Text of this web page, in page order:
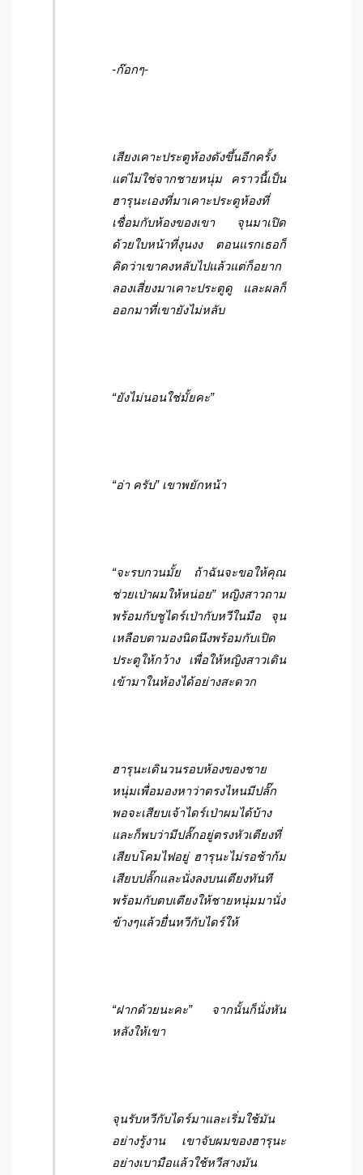
-ก๊อกๆ-
เสียงเคาะประตูห้องดังขึ้นอีกครั้ง
แต่ไม่ใช่จากชายหนุ่ม คราวนี้เป็น
ฮารุนะเองที่มาเคาะประตูห้องที่
เชื่อมกับห้องของเขา จุนมาเปิด
ด้วยใบหน้าที่งุนงง ตอนแรกเธอก็
คิดว่าเขาคงหลับไปแล้วแต่ก็อยาก
ลองเสี่ยงมาเคาะประตูดู และผลก็
ออกมาที่เขายังไม่หลับ
“ยังไม่นอนใช่มั้ยคะ”
“อ่า ครับ” เขาพยักหน้า
“จะรบกวนมั้ย ถ้าฉันจะขอให้คุณ
ช่วยเป่าผมให้หน่อย” หญิงสาวถาม
พร้อมกับชูไดร์เป่ากับหวีในมือ จุน
เหลือบตามองนิดนึงพร้อมกับเปิด
ประตูให้กว้าง เพื่อให้หญิงสาวเดิน
เข้ามาในห้องได้อย่างสะดวก
ฮารุนะเดินวนรอบห้องของชาย
หนุ่มเพื่อมองหาว่าตรงไหนมีปลั๊ก
พอจะเสียบเจ้าไดร์เป่าผมได้บ้าง
และก็พบว่ามีปลั๊กอยู่ตรงหัวเตียงที่
เสียบโคมไฟอยู่ ฮารุนะไม่รอช้าก้ม
เสียบปลั๊กและนั่งลงบนเตียงทันที
พร้อมกับตบเตียงให้ชายหนุ่มมานั่ง
ข้างๆแล้วยื่นหวีกับไดร์ให้
“ฝากด้วยนะคะ” จากนั้นก็นั่งหัน
หลังให้เขา
จุนรับหวีกับไดร์มาและเริ่มใช้มัน
อย่างรู้งาน เขาจับผมของฮารุนะ
อย่างเบามือแล้วใช้หวีสางมัน